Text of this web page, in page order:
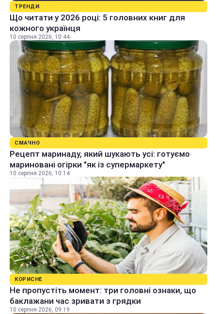
ТРЕНДИ
Що читати у 2026 році: 5 головних книг для
кожного українця
10 серпня 2026, 10:44
СМАЧНО
Рецепт маринаду, який шукають усі: готуємо
мариновані огірки "як із супермаркету"
10 серпня 2026, 10:14
КОРИСНЕ
Не пропустіть момент: три головні ознаки, що
баклажани час зривати з грядки
10 серпня 2026, 09:19